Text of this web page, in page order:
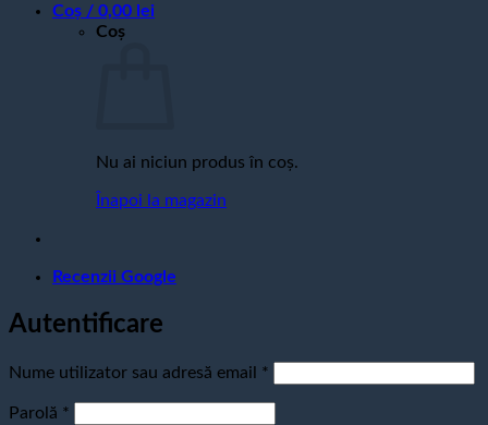
Coș / 0,00 lei
Coș
Nu ai niciun produs în coș.
Înapoi la magazin
Recenzii Google
Autentificare
Nume utilizator sau adresă email *
Parolă *